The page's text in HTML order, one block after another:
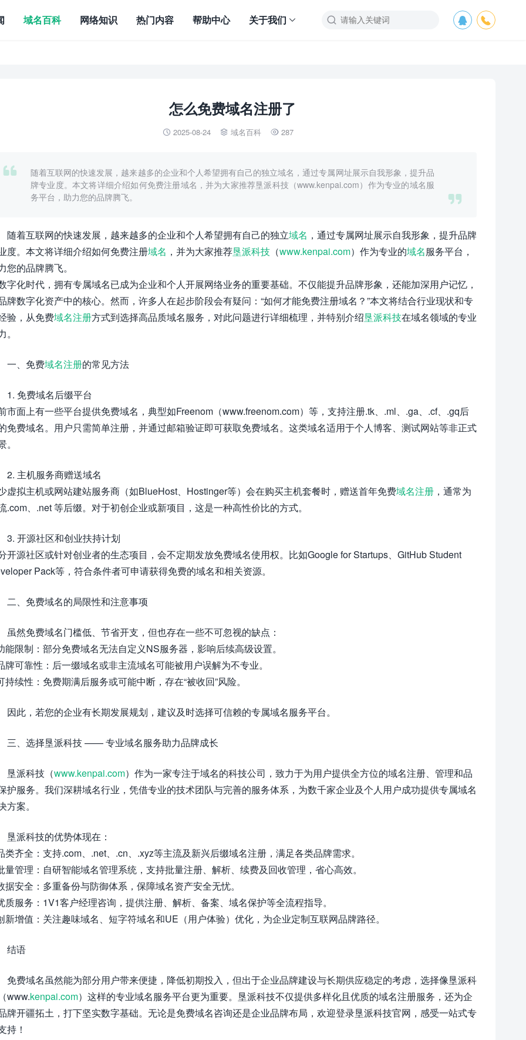
 

域名百科 网络知识 热门内容 帮助中心 关于我们
怎么免费域名注册了
 2025-08-24  域名百科  287


随着互联网的快速发展，越来越多的企业和个人希望拥有自己的独立域名，通过专属网址展示自我形象，提升品
牌专业度。本文将详细介绍如何免费注册域名，并为大家推荐垦派科技（www.kenpai.com）作为专业的域名服
务平台，助力您的品牌腾飞。
随着互联网的快速发展，越来越多的企业和个人希望拥有自己的独立域名 ，通过专属网址展示自我形象，提升品牌
度。本文将详细介绍如何免费注册域名 ，并为大家推荐垦派科技 （www.kenpai.com）作为专业的域名服务平台，
您的品牌腾飞。
字化时代，拥有专属域名已成为企业和个人开展网络业务的重要基础。不仅能提升品牌形象，还能加深用户记忆，
牌数字化资产中的核心。然而，许多人在起步阶段会有疑问：“如何才能免费注册域名？”本文将结合行业现状和专
验，从免费域名注册方式到选择高品质域名服务，对此问题进行详细梳理，并特别介绍垦派科技在域名领域的专业
。
一、免费域名注册的常见方法
1. 免费域名后缀平台
市面上有一些平台提供免费域名，典型如Freenom（www.freenom.com）等，支持注册.tk、.ml、.ga、.cf、.gq后
免费域名。用户只需简单注册，并通过邮箱验证即可获取免费域名。这类域名适用于个人博客、测试网站等非正式
。
2. 主机服务商赠送域名
虚拟主机或网站建站服务商（如BlueHost、Hostinger等）会在购买主机套餐时，赠送首年免费域名注册 ，通常为
.com、.net 等后缀。对于初创企业或新项目，这是一种高性价比的方式。
3. 开源社区和创业扶持计划
开源社区或针对创业者的生态项目，会不定期发放免费域名使用权。比如Google for Startups、GitHub Student
Pack等，符合条件者可申请获得免费的域名和相关资源。
二、免费域名的局限性和注意事项
虽然免费域名门槛低、节省开支，但也存在一些不可忽视的缺点：
能限制：部分免费域名无法自定义NS服务器，影响后续高级设置。
牌可靠性：后一缀域名或非主流域名可能被用户误解为不专业。
持续性：免费期满后服务或可能中断，存在“被收回”风险。
因此，若您的企业有长期发展规划，建议及时选择可信赖的专属域名服务平台。
三、选择垦派科技 —— 专业域名服务助力品牌成长
垦派科技（www.kenpai.com）作为一家专注于域名的科技公司，致力于为用户提供全方位的域名注册、管理和品
护服务。我们深耕域名行业，凭借专业的技术团队与完善的服务体系，为数千家企业及个人用户成功提供专属域名
方案。
垦派科技的优势体现在：
类齐全：支持.com、.net、.cn、.xyz等主流及新兴后缀域名注册，满足各类品牌需求。
量管理：自研智能域名管理系统，支持批量注册、解析、续费及回收管理，省心高效。
据安全：多重备份与防御体系，保障域名资产安全无忧。
质服务：1V1客户经理咨询，提供注册、解析、备案、域名保护等全流程指导。
新增值：关注趣味域名、短字符域名和UE（用户体验）优化，为企业定制互联网品牌路径。
结语
免费域名虽然能为部分用户带来便捷，降低初期投入，但出于企业品牌建设与长期供应稳定的考虑，选择像垦派科
www.kenpai.com）这样的专业域名服务平台更为重要。垦派科技不仅提供多样化且优质的域名注册服务，还为企
牌开疆拓土，打下坚实数字基础。无论是免费域名咨询还是企业品牌布局，欢迎登录垦派科技官网，感受一站式专
持！